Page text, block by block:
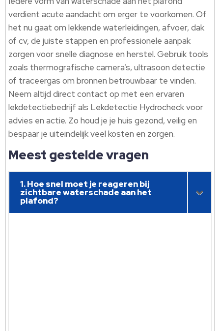
verdient acute aandacht om erger te voorkomen. Of
het nu gaat om lekkende waterleidingen, afvoer, dak
of cv, de juiste stappen en professionele aanpak
zorgen voor snelle diagnose en herstel. Gebruik tools
zoals thermografische camera’s, ultrasoon detectie
of traceergas om bronnen betrouwbaar te vinden.
Neem altijd direct contact op met een ervaren
lekdetectiebedrijf als Lekdetectie Hydrocheck voor
advies en actie. Zo houd je je huis gezond, veilig en
bespaar je uiteindelijk veel kosten en zorgen.
Meest gestelde vragen
1. Hoe snel moet je reageren bij
zichtbare waterschade aan het
plafond?